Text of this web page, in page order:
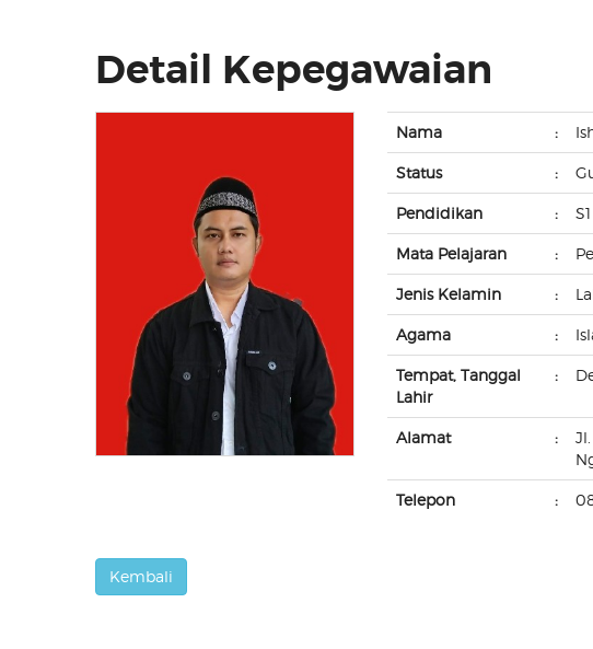
Detail Kepegawaian
Nama :
Status :
Pendidikan :
Mata Pelajaran :
Jenis Kelamin :
Agama :
Tempat, Tanggal
Lahir
:
Alamat :
Telepon :